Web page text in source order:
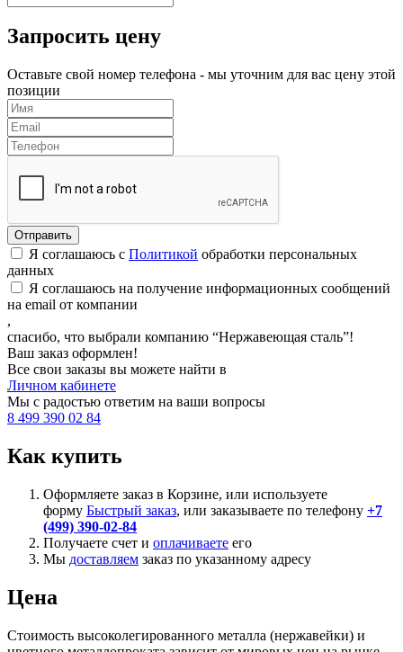
Запросить цену
Оставьте свой номер телефона - мы уточним для вас цену этой
позиции
Я соглашаюсь с Политикой обработки персональных
данных
Я соглашаюсь на получение информационных сообщений
на email от компании
,
спасибо, что выбрали компанию “Нержавеющая сталь”!
Ваш заказ оформлен!
Все свои заказы вы можете найти в
Личном кабинете
Мы с радостью ответим на ваши вопросы
8 499 390 02 84
Как купить
Оформляете заказ в Корзине, или используете
форму Быстрый заказ, или заказываете по телефону +7
(499) 390-02-84
Получаете счет и оплачиваете его
Мы доставляем заказ по указанному адресу
Цена
Стоимость высоколегированного металла (нержавейки) и